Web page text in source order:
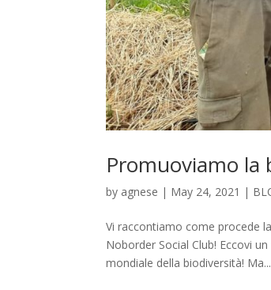
Promuoviamo la
by agnese | May 24, 2021 |
Vi raccontiamo come procede
Noborder Social Club! Eccovi
mondiale della biodiversità! Ma...